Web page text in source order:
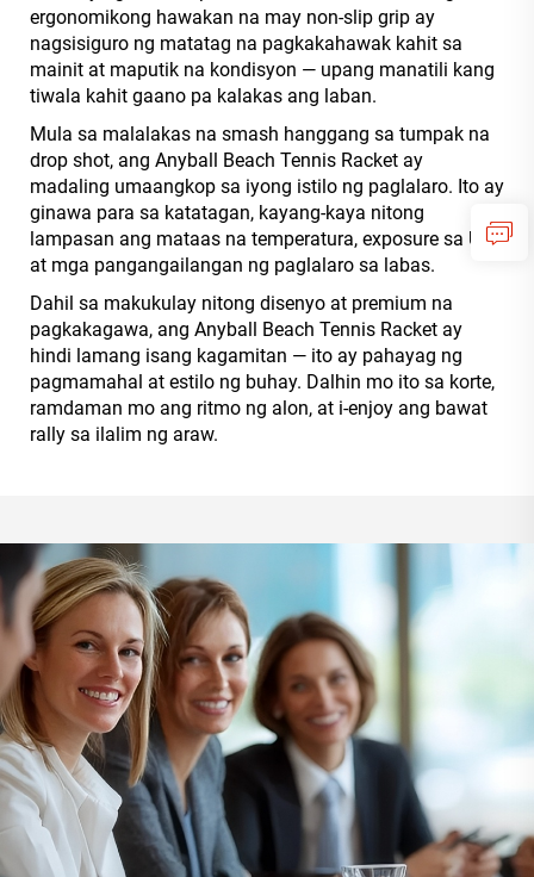
ergonomikong hawakan na may non-slip grip ay
nagsisiguro ng matatag na pagkakahawak kahit sa
mainit at maputik na kondisyon — upang manatili kang
tiwala kahit gaano pa kalakas ang laban.
Mula sa malalakas na smash hanggang sa tumpak na
drop shot, ang Anyball Beach Tennis Racket ay
madaling umaangkop sa iyong istilo ng paglalaro. Ito ay
ginawa para sa katatagan, kayang-kaya nitong
lampasan ang mataas na temperatura, exposure sa UV,
at mga pangangailangan ng paglalaro sa labas.
Dahil sa makukulay nitong disenyo at premium na
pagkakagawa, ang Anyball Beach Tennis Racket ay
hindi lamang isang kagamitan — ito ay pahayag ng
pagmamahal at estilo ng buhay. Dalhin mo ito sa korte,
ramdaman mo ang ritmo ng alon, at i-enjoy ang bawat
rally sa ilalim ng araw.